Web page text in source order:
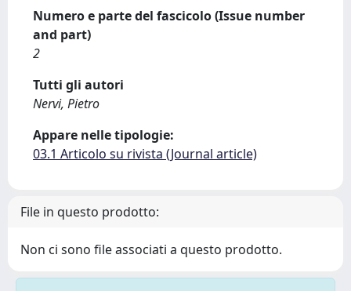
Numero e parte del fascicolo (Issue number
and part)
2
Tutti gli autori
Nervi, Pietro
Appare nelle tipologie:
03.1 Articolo su rivista (Journal article)
File in questo prodotto:
Non ci sono file associati a questo prodotto.